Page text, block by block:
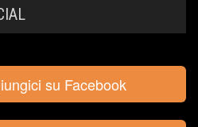
su Facebook